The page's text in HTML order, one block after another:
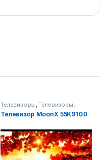
Телевизоры,Телевизоры,
фото-видео и аудио
Телевизор MoonX 55K9100